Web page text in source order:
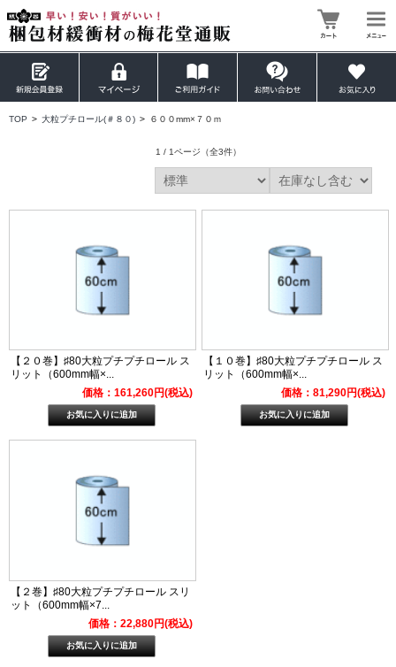
TOP > 大粒プチロール(＃８０) > ６００mm×７０ｍ
1 / 1ページ （全3件）
【２０巻】♯80大粒プチプチロール ス
リット（600mm幅×...
価格：161,260円(税込)
【１０巻】♯80大粒プチプチロール ス
リット（600mm幅×...
価格：81,290円(税込)
【２巻】♯80大粒プチプチロール スリ
ット（600mm幅×7...
価格：22,880円(税込)